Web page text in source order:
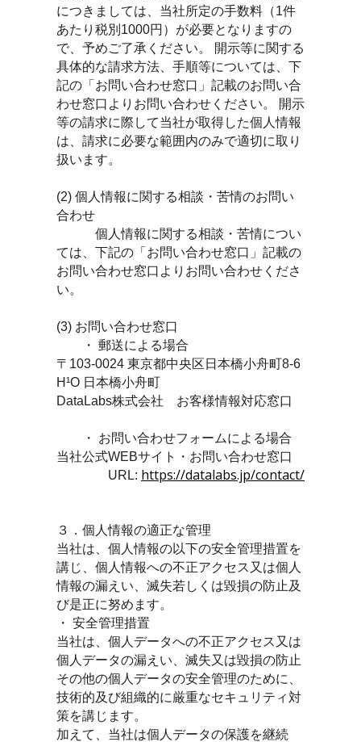
につきましては、当社所定の手数料（1件
あたり税別1000円）が必要となりますの
で、予めご了承ください。 開示等に関する
具体的な請求方法、手順等については、下
記の「お問い合わせ窓口」記載のお問い合
わせ窓口よりお問い合わせください。 開示
等の請求に際して当社が取得した個人情報
は、請求に必要な範囲内のみで適切に取り
扱います。
(2) 個人情報に関する相談・苦情のお問い
合わせ
個人情報に関する相談・苦情につい
ては、下記の「お問い合わせ窓口」記載の
お問い合わせ窓口よりお問い合わせくださ
い。
(3) お問い合わせ窓口
・ 郵送による場合
〒103-0024 東京都中央区日本橋小舟町8-6
H¹O 日本橋小舟町
DataLabs株式会社 お客様情報対応窓口
・ お問い合わせフォームによる場合
当社公式WEBサイト・お問い合わせ窓口
URL: https://datalabs.jp/contact/
３．個人情報の適正な管理
当社は、個人情報の以下の安全管理措置を
講じ、個人情報への不正アクセス又は個人
情報の漏えい、滅失若しくは毀損の防止及
び是正に努めます。
・ 安全管理措置
当社は、個人データへの不正アクセス又は
個人データの漏えい、滅失又は毀損の防止
その他の個人データの安全管理のために、
技術的及び組織的に厳重なセキュリティ対
策を講じます。
加えて、当社は個人データの保護を継続